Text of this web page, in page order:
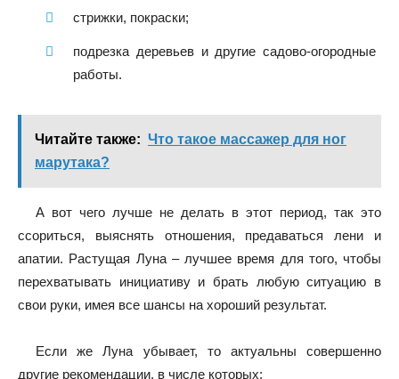
стрижки, покраски;
подрезка деревьев и другие садово-огородные
работы.
Читайте также: Что такое массажер для ног
марутака?
А вот чего лучше не делать в этот период, так это
ссориться, выяснять отношения, предаваться лени и
апатии. Растущая Луна – лучшее время для того, чтобы
перехватывать инициативу и брать любую ситуацию в
свои руки, имея все шансы на хороший результат.
Если же Луна убывает, то актуальны совершенно
другие рекомендации, в числе которых: